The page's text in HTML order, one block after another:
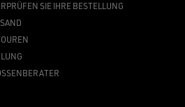
SIE IHRE BESTELLUNG